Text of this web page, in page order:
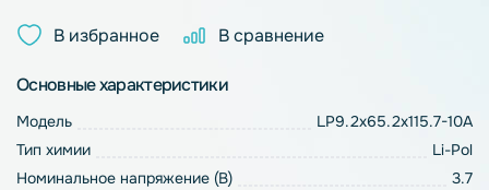
из
В избранное В сравнение
Основные характеристики
Модель
LP9.2x65.2x115.7-10A
Тип химии
Li-Pol
Номинальное напряжение (В)
3.7